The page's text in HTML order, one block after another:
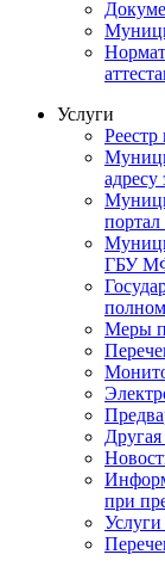
Услуги
портал
ГБУ
Меры
при